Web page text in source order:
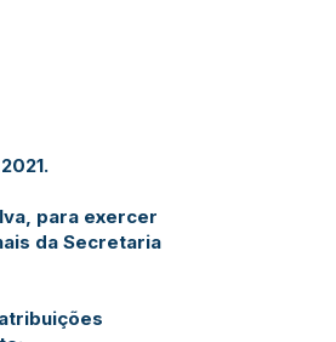
para exercer
da Secretaria
atribuições